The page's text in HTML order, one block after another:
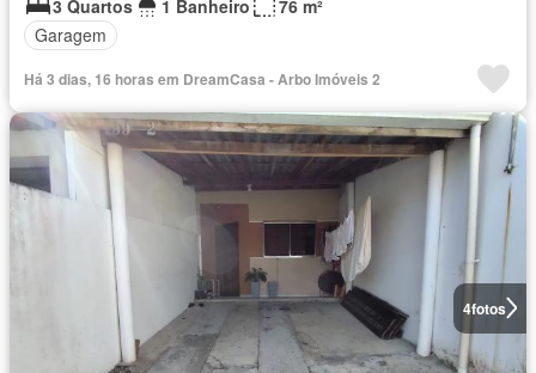
3 Quartos
1 Banheiro
76 m²
Garagem
Há 3 dias, 16 horas em DreamCasa - Arbo Imóveis 2
4fotos